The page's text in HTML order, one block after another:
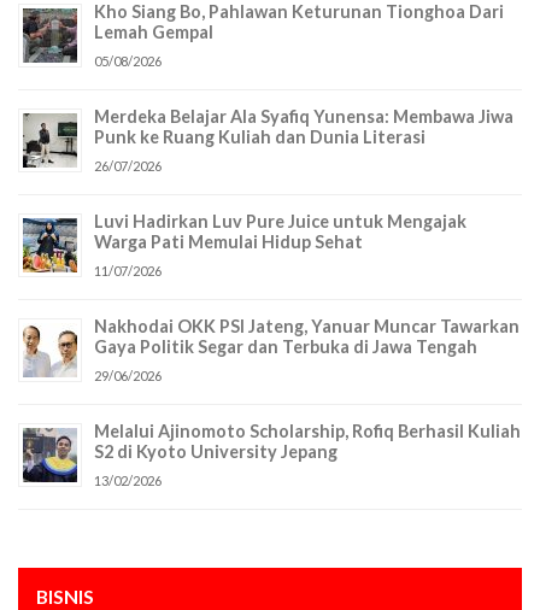
Kho Siang Bo, Pahlawan Keturunan Tionghoa Dari
Lemah Gempal
05/08/2026
Merdeka Belajar Ala Syafiq Yunensa: Membawa Jiwa
Punk ke Ruang Kuliah dan Dunia Literasi
26/07/2026
Luvi Hadirkan Luv Pure Juice untuk Mengajak
Warga Pati Memulai Hidup Sehat
11/07/2026
Nakhodai OKK PSI Jateng, Yanuar Muncar Tawarkan
Gaya Politik Segar dan Terbuka di Jawa Tengah
29/06/2026
Melalui Ajinomoto Scholarship, Rofiq Berhasil Kuliah
S2 di Kyoto University Jepang
13/02/2026
BISNIS